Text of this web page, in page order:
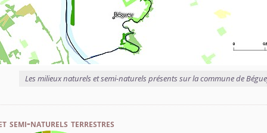
Les milieux naturels et semi-naturels présents sur la commune de
semi-naturels terrestres